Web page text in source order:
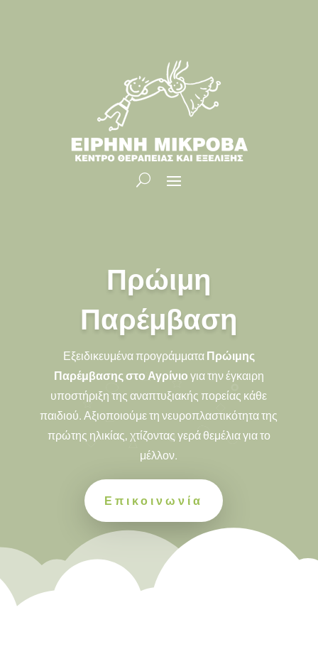
Πρώιμη
Παρέμβαση
Εξειδικευμένα προγράμματαΠρώιμης
Παρέμβασης στο Αγρίνιογια την έγκαιρη
υποστήριξη της αναπτυξιακής πορείας κάθε
παιδιού. Αξιοποιούμε τη νευροπλαστικότητα της
πρώτης ηλικίας, χτίζοντας γερά θεμέλια για το
μέλλον.
Επικοινωνία